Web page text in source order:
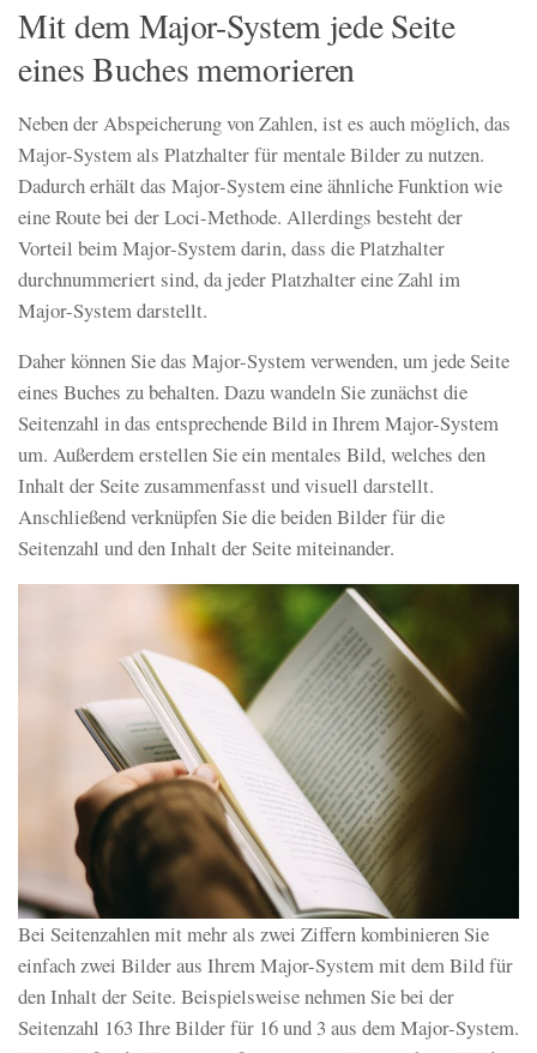
Mit dem Major-System jede Seite
eines Buches memorieren
Neben der Abspeicherung von Zahlen, ist es auch möglich, das
Major-System als Platzhalter für mentale Bilder zu nutzen.
Dadurch erhält das Major-System eine ähnliche Funktion wie
eine Route bei der Loci-Methode. Allerdings besteht der
Vorteil beim Major-System darin, dass die Platzhalter
durchnummeriert sind, da jeder Platzhalter eine Zahl im
Major-System darstellt.
Daher können Sie das Major-System verwenden, um jede Seite
eines Buches zu behalten. Dazu wandeln Sie zunächst die
Seitenzahl in das entsprechende Bild in Ihrem Major-System
um. Außerdem erstellen Sie ein mentales Bild, welches den
Inhalt der Seite zusammenfasst und visuell darstellt.
Anschließend verknüpfen Sie die beiden Bilder für die
Seitenzahl und den Inhalt der Seite miteinander.
Bei Seitenzahlen mit mehr als zwei Ziffern kombinieren Sie
einfach zwei Bilder aus Ihrem Major-System mit dem Bild für
den Inhalt der Seite. Beispielsweise nehmen Sie bei der
Seitenzahl 163 Ihre Bilder für 16 und 3 aus dem Major-System.